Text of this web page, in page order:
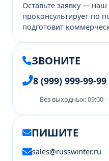
Оставьте заявку — наш
проконсультирует по
подготовит
ЗВОНИТЕ
8 (999) 999-99-99
Без выходных: 09:00
ПИШИТЕ
sales@russwinter.ru